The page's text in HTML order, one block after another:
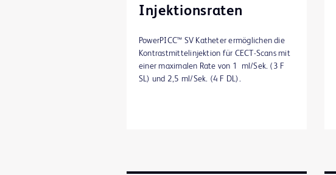
Injektionsraten
PowerPICC™ SV Katheter ermöglichen die
Kontrastmittelinjektion für CECT-Scans mit
einer maximalen Rate von 1 ml/Sek. (3 F
SL) und 2,5 ml/Sek. (4 F DL).